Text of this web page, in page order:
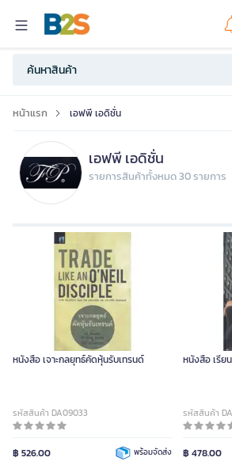
หน้าแรก เอฟพี เอดิชั่น
เอฟพี เอดิชั่น
รายการสินค้าทั้งหมด 30 รายการ
หนังสือ เจาะกลยุทธ์คัดหุ้นรับเทรนด์
รหัสสินค้า DA09033
฿ 526.00 พร้อมจัดส่ง
หนังสือ เรีย
รหัสสินค้า
฿ 478.00